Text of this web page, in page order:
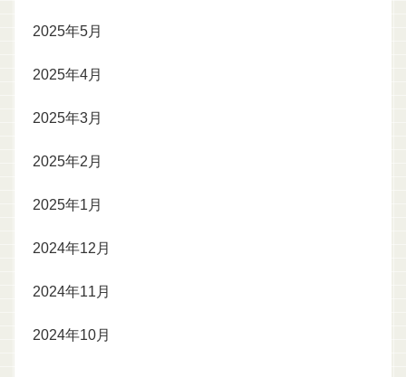
2025年5月
2025年4月
2025年3月
2025年2月
2025年1月
2024年12月
2024年11月
2024年10月